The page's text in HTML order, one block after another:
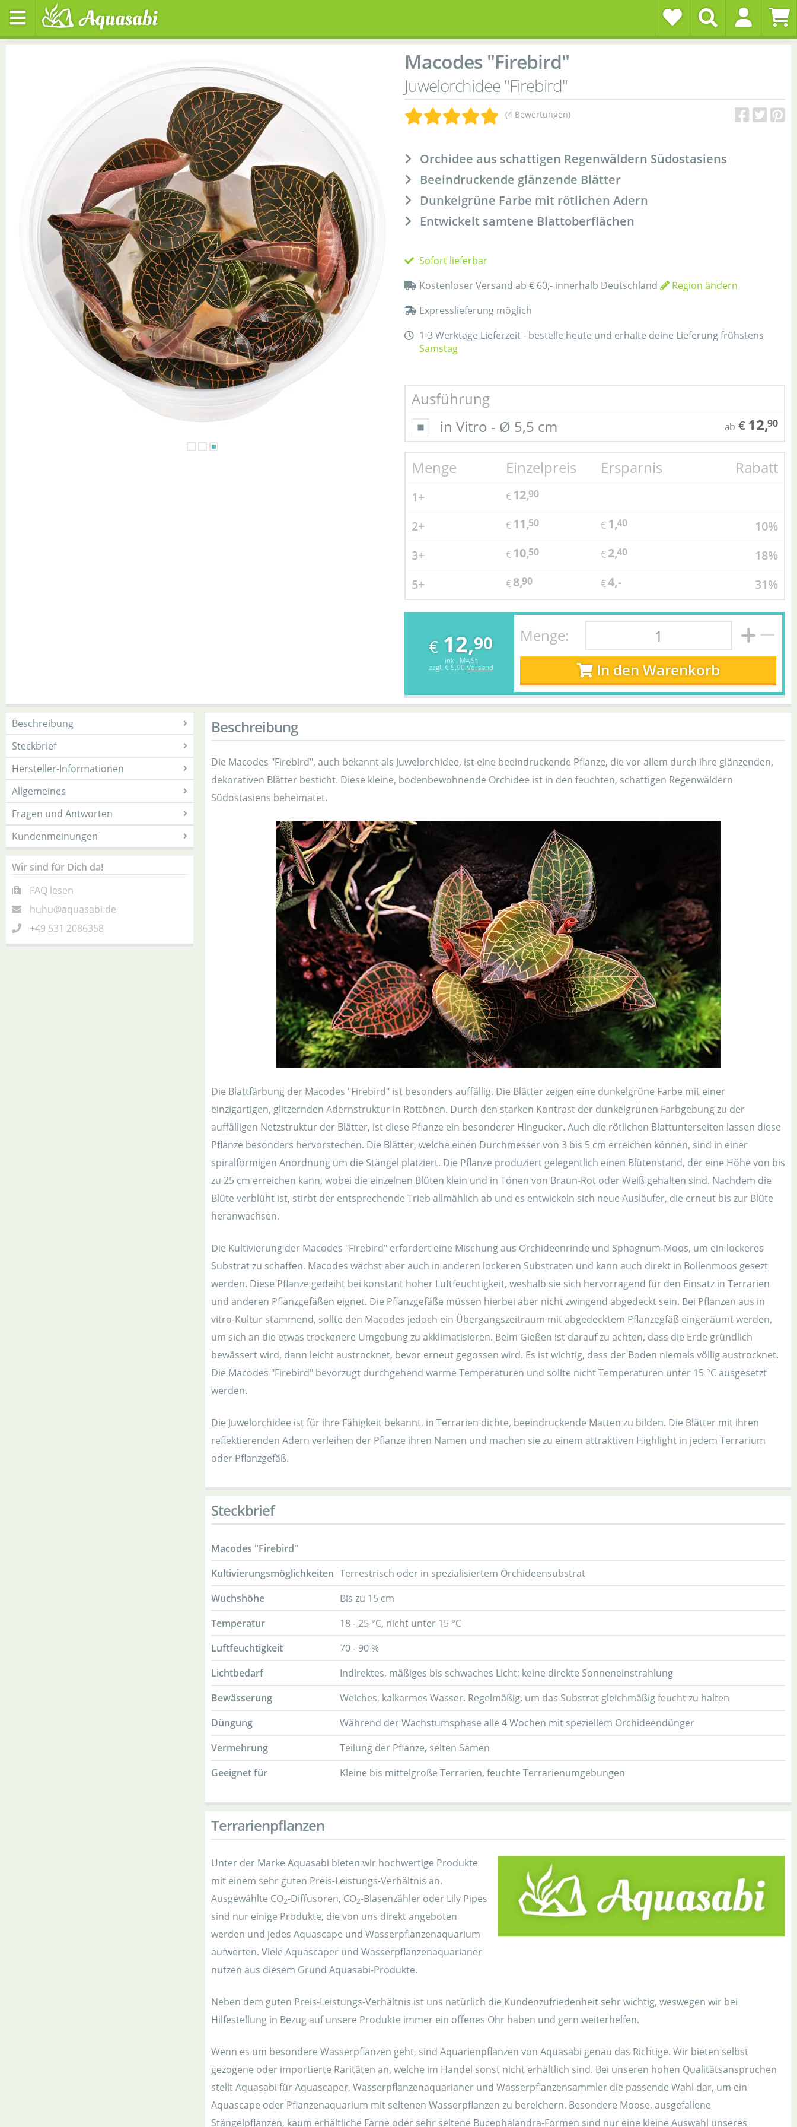
Macodes "Firebird"
Juwelorchidee "Firebird"
(4 Bewertungen)
Orchidee aus schattigen Regenwäldern Südostasiens
Beeindruckende glänzende Blätter
Dunkelgrüne Farbe mit rötlichen Adern
Entwickelt samtene Blattoberflächen
Sofort lieferbar
Kostenloser Versand ab € 60,- innerhalb Deutschland
Region ändern
Expresslieferung möglich
1-3 Werktage Lieferzeit - bestelle heute und erhalte deine Lieferung frühstens
Samstag
Ausführung
in Vitro - Ø 5,5 cm
ab € 12,90
Menge Einzelpreis Ersparnis Rabatt
1+ €12,90
2+ €11,50 €1,40
10%
3+
€10,50 €2,40
18%
5+
€8,90 €4,- 31%
€ 12,90
inkl. MwSt
zzgl. € 5,90 Versand
Menge:
In den Warenkorb
Beschreibung
Steckbrief
Hersteller-Informationen
Allgemeines
Fragen und Antworten
Kundenmeinungen
Wir sind für Dich da!
FAQ lesen
huhu@aquasabi.de
+49 531 2086358
Beschreibung
Die Macodes "Firebird", auch bekannt als Juwelorchidee, ist eine beeindruckende Pflanze, die vor allem durch ihre glänzenden,
dekorativen Blätter besticht. Diese kleine, bodenbewohnende Orchidee ist in den feuchten, schattigen Regenwäldern
Südostasiens beheimatet.
Die Blattfärbung der Macodes "Firebird" ist besonders auffällig. Die Blätter zeigen eine dunkelgrüne Farbe mit einer
einzigartigen, glitzernden Adernstruktur in Rottönen. Durch den starken Kontrast der dunkelgrünen Farbgebung zu der
auffälligen Netzstruktur der Blätter, ist diese Pflanze ein besonderer Hingucker. Auch die rötlichen Blattunterseiten lassen diese
Pflanze besonders hervorstechen. Die Blätter, welche einen Durchmesser von 3 bis 5 cm erreichen können, sind in einer
spiralförmigen Anordnung um die Stängel platziert. Die Pflanze produziert gelegentlich einen Blütenstand, der eine Höhe von bis
zu 25 cm erreichen kann, wobei die einzelnen Blüten klein und in Tönen von Braun-Rot oder Weiß gehalten sind. Nachdem die
Blüte verblüht ist, stirbt der entsprechende Trieb allmählich ab und es entwickeln sich neue Ausläufer, die erneut bis zur Blüte
heranwachsen.
Die Kultivierung der Macodes "Firebird" erfordert eine Mischung aus Orchideenrinde und Sphagnum-Moos, um ein lockeres
Substrat zu schaffen. Macodes wächst aber auch in anderen lockeren Substraten und kann auch direkt in Bollenmoos gesezt
werden. Diese Pflanze gedeiht bei konstant hoher Luftfeuchtigkeit, weshalb sie sich hervorragend für den Einsatz in Terrarien
und anderen Pflanzgefäßen eignet. Die Pflanzgefäße müssen hierbei aber nicht zwingend abgedeckt sein. Bei Pflanzen aus in
vitro-Kultur stammend, sollte den Macodes jedoch ein Übergangszeitraum mit abgedecktem Pflanzegfäß eingeräumt werden,
um sich an die etwas trockenere Umgebung zu akklimatisieren. Beim Gießen ist darauf zu achten, dass die Erde gründlich
bewässert wird, dann leicht austrocknet, bevor erneut gegossen wird. Es ist wichtig, dass der Boden niemals völlig austrocknet.
Die Macodes "Firebird" bevorzugt durchgehend warme Temperaturen und sollte nicht Temperaturen unter 15 °C ausgesetzt
werden.
Die Juwelorchidee ist für ihre Fähigkeit bekannt, in Terrarien dichte, beeindruckende Matten zu bilden. Die Blätter mit ihren
reflektierenden Adern verleihen der Pflanze ihren Namen und machen sie zu einem attraktiven Highlight in jedem Terrarium
oder Pflanzgefäß.
Steckbrief
Macodes "Firebird"
Kultivierungsmöglichkeiten Terrestrisch oder in spezialisiertem Orchideensubstrat
Wuchshöhe
Bis zu 15 cm
Temperatur
18 - 25 °C, nicht unter 15 °C
Luftfeuchtigkeit
70 - 90 %
Lichtbedarf
Indirektes, mäßiges bis schwaches Licht; keine direkte Sonneneinstrahlung
Bewässerung
Weiches, kalkarmes Wasser. Regelmäßig, um das Substrat gleichmäßig feucht zu halten
Düngung
Während der Wachstumsphase alle 4 Wochen mit speziellem Orchideendünger
Vermehrung
Teilung der Pflanze, selten Samen
Geeignet für
Kleine bis mittelgroße Terrarien, feuchte Terrarienumgebungen
Terrarienpflanzen
Unter der Marke Aquasabi bieten wir hochwertige Produkte
mit einem sehr guten Preis-Leistungs-Verhältnis an.
Ausgewählte CO2-Diffusoren, CO2-Blasenzähler oder Lily Pipes
sind nur einige Produkte, die von uns direkt angeboten
werden und jedes Aquascape und Wasserpflanzenaquarium
aufwerten. Viele Aquascaper und Wasserpflanzenaquarianer
nutzen aus diesem Grund Aquasabi-Produkte.
Neben dem guten Preis-Leistungs-Verhältnis ist uns natürlich die Kundenzufriedenheit sehr wichtig, weswegen wir bei
Hilfestellung in Bezug auf unsere Produkte immer ein offenes Ohr haben und gern weiterhelfen.
Wenn es um besondere Wasserpflanzen geht, sind Aquarienpflanzen von Aquasabi genau das Richtige. Wir bieten selbst
gezogene oder importierte Raritäten an, welche im Handel sonst nicht erhältlich sind. Bei unseren hohen Qualitätsansprüchen
stellt Aquasabi für Aquascaper, Wasserpflanzenaquarianer und Wasserpflanzensammler die passende Wahl dar, um ein
Aquascape oder Pflanzenaquarium mit seltenen Wasserpflanzen zu bereichern. Besondere Moose, ausgefallene
Stängelpflanzen, kaum erhältliche Farne oder sehr seltene Bucephalandra-Formen sind nur eine kleine Auswahl unseres